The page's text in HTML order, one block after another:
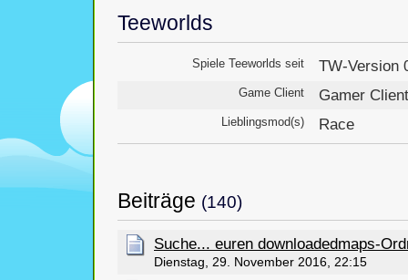
Teeworlds
Spiele Teeworlds seit TW-Version
Game Client Gamer Client
Lieblingsmod(s) Race
Beiträge (140)
Suche... euren downloadedmaps-
Dienstag, 29. November 2016, 22:15